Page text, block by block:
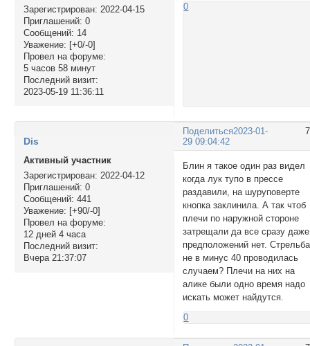
Зарегистрирован: 2022-04-15
Приглашений: 0
Сообщений: 14
Уважение: [+0/-0]
Провел на форуме:
5 часов 58 минут
Последний визит:
2023-05-19 11:36:11
0
Поделиться2023-01-
29 09:04:42
Dis
Активный участник
Зарегистрирован: 2022-04-12
Приглашений: 0
Сообщений: 441
Уважение: [+90/-0]
Провел на форуме:
12 дней 4 часа
Последний визит:
Вчера 21:37:07
Блин я такое один раз видел
когда лук тупо в прессе
раздавили, на шуруповерте
кнопка заклинила. А так чтоб
плечи по наружной стороне
затрещали да все сразу даже
предположений нет. Стрельба
не в минус 40 проводилась
случаем? Плечи на них на
алике были одно время надо
искать может найдутся.
0